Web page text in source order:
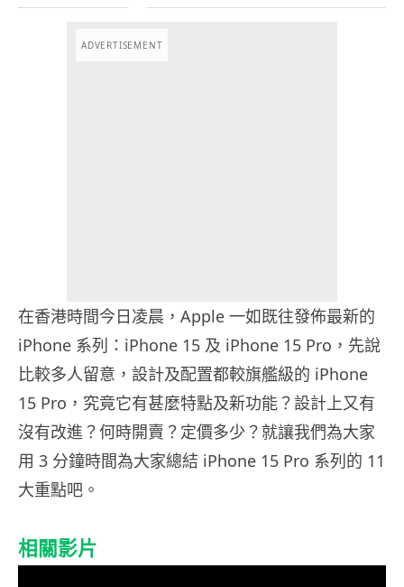
ADVERTISEMENT
在香港時間今日凌晨，Apple 一如既往發佈最新的
iPhone 系列：iPhone 15 及 iPhone 15 Pro，先說
比較多人留意，設計及配置都較旗艦級的 iPhone
15 Pro，究竟它有甚麼特點及新功能？設計上又有
沒有改進？何時開賣？定價多少？就讓我們為大家
用 3 分鐘時間為大家總結 iPhone 15 Pro 系列的 11
大重點吧。
相關影片